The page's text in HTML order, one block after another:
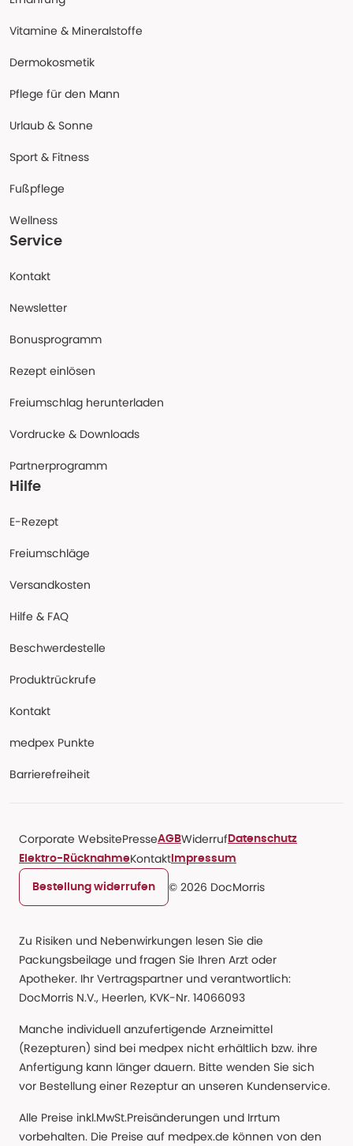
Vitamine & Mineralstoffe
Dermokosmetik
Pflege für den Mann
Urlaub & Sonne
Sport & Fitness
Fußpflege
Wellness
Service
Kontakt
Newsletter
Bonusprogramm
Rezept einlösen
Freiumschlag herunterladen
Vordrucke & Downloads
Partnerprogramm
Hilfe
E-Rezept
Freiumschläge
Versandkosten
Hilfe & FAQ
Beschwerdestelle
Produktrückrufe
Kontakt
medpex Punkte
Barrierefreiheit
Corporate WebsitePresseAGBWiderruf Datenschutz
Elektro-RücknahmeKontakt Impressum
Bestellung widerrufen © 2026 DocMorris
Zu Risiken und Nebenwirkungen lesen Sie die
Packungsbeilage und fragen Sie Ihren Arzt oder
Apotheker. Ihr Vertragspartner und verantwortlich:
DocMorris N.V., Heerlen, KVK-Nr. 14066093
Manche individuell anzufertigende Arzneimittel
(Rezepturen) sind bei medpex nicht erhältlich bzw. ihre
Anfertigung kann länger dauern. Bitte wenden Sie sich
vor Bestellung einer Rezeptur an unseren Kundenservice.
Alle Preise inkl.MwSt.Preisänderungen und Irrtum
vorbehalten. Die Preise auf medpex.de können von den